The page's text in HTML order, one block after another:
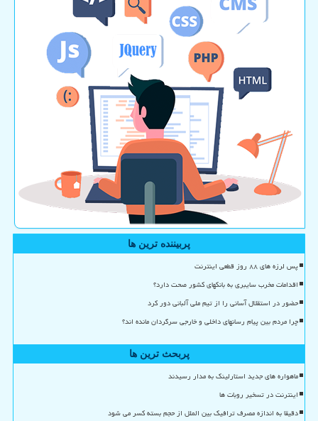
پربیننده ترین ها
پس لرزه های ۸۸ روز قطعی اینترنت
اقدامات مخرب سایبری به بانکهای کشور صحت دارد؟
حضور در استقلال آسانی را از تیم ملی آلبانی دور کرد
چرا مردم بین پیام رسانهای داخلی و خارجی سرگردان مانده اند؟
پربحث ترین ها
ماهواره های جدید استارلینک به مدار رسیدند
اینترنت در تسخیر روبات ها
دقیقا به اندازه مصرف ترافیک بین الملل از حجم بسته کسر می شود